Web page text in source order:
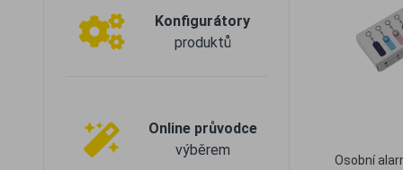
Konfigurátory
produktů
Online průvodce
výběrem
Osobní